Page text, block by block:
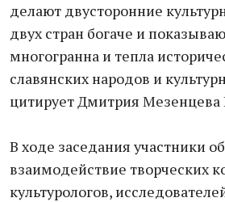
делают двусторонние
двух стран богаче и
многогранна и тепла
славянских народов и
цитирует Дмитрия
В ходе заседания участники
взаимодействие творческих
культурологов,